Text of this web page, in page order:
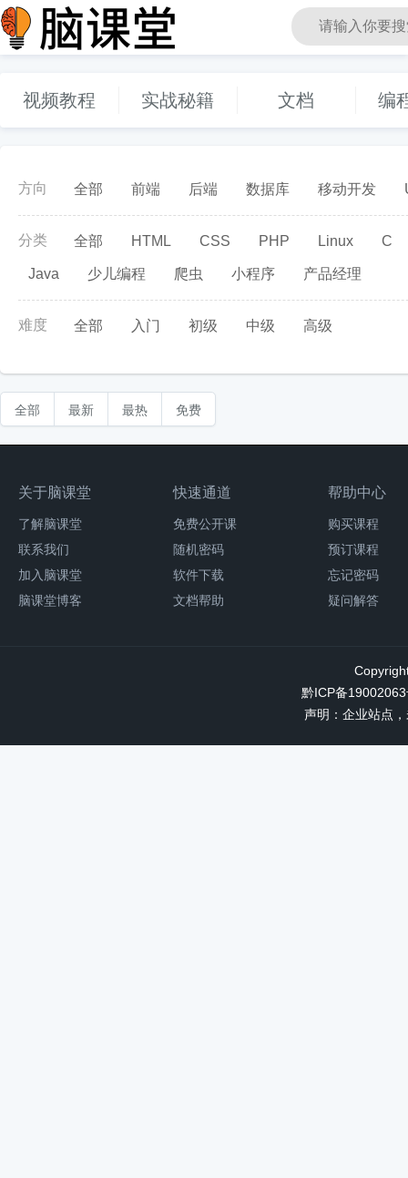
脑课堂编程教育
视频教程 实战秘籍 文档 编
方向 全部 前端 后端 数据库 移动开发
分类 全部 HTML CSS PHP Linux C
Java 少儿编程 爬虫 小程序 产品经理
难度 全部 入门 初级 中级 高级
全部 最新 最热 免费
关于脑课堂
了解脑课堂
联系我们
加入脑课堂
脑课堂博客
快速通道
免费公开课
随机密码
软件下载
文档帮助
帮助中心
购买课程
预订课程
忘记密码
疑问解答
黔ICP备
声明：企业站点